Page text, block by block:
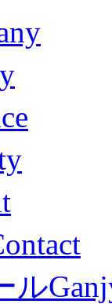
ル